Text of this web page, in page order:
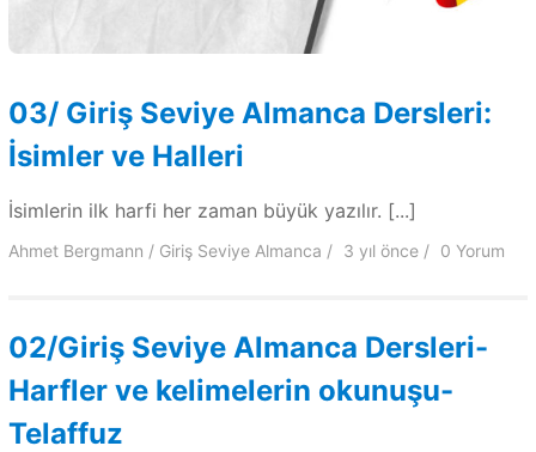
03/ Giriş Seviye Almanca Dersleri:
İsimler ve Halleri
İsimlerin ilk harfi her zaman büyük yazılır. [...]
Ahmet Bergmann Giriş Seviye Almanca 3 yılönce 0 Yorum
02/Giriş Seviye Almanca Dersleri-
Harfler ve kelimelerin okunuşu-
Telaffuz